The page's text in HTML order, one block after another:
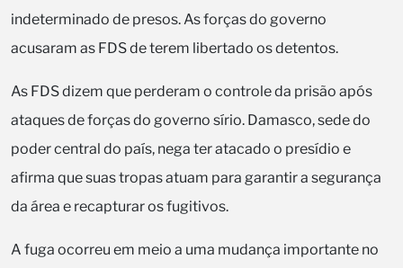
indeterminado de presos. As forças do governo
acusaram as FDS de terem libertado os detentos.
As FDS dizem que perderam o controle da prisão após
ataques de forças do governo sírio. Damasco, sede do
poder central do país, nega ter atacado o presídio e
afirma que suas tropas atuam para garantir a segurança
da área e recapturar os fugitivos.
A fuga ocorreu em meio a uma mudança importante no